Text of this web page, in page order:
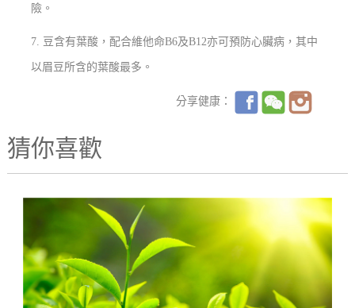
險。
7. 豆含有葉酸，配合維他命B6及B12亦可預防心臟病，其中
以眉豆所含的葉酸最多。
分享健康：
猜你喜歡